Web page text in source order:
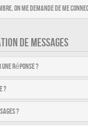
on me demande de me
DE MESSAGES
réponse ?
?
?